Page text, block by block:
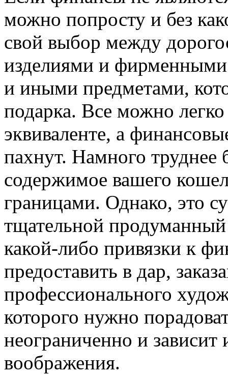
можно попросту и без
свой выбор между
изделиями и
и иными предметами,
подарка. Все можно
эквиваленте, а
пахнут. Намного труднее
содержимое вашего
границами. Однако, это
тщательной продуманный
какой-либо привязки к
предоставить в дар,
профессионального
которого нужно
неограниченно и зависит
воображения.